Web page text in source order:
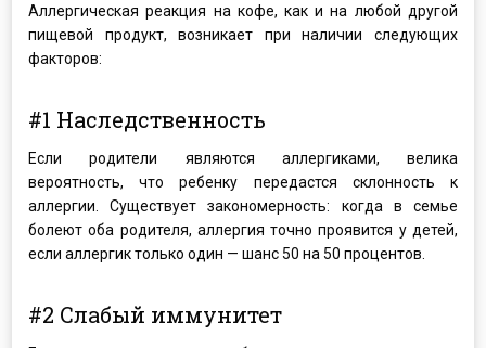
Аллергическая реакция на кофе, как и на любой другой
пищевой продукт, возникает при наличии следующих
факторов:
#1 Наследственность
Если родители являются аллергиками, велика
вероятность, что ребенку передастся склонность к
аллергии. Существует закономерность: когда в семье
болеют оба родителя, аллергия точно проявится у детей,
если аллергик только один — шанс 50 на 50 процентов.
#2 Слабый иммунитет